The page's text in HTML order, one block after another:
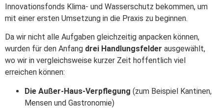
Innovationsfonds Klima- und Wasserschutz bekommen, um
mit einer ersten Umsetzung in die Praxis zu beginnen.
Da wir nicht alle Aufgaben gleichzeitig anpacken können,
wurden für den Anfang drei Handlungsfelder ausgewählt,
wo wir in vergleichsweise kurzer Zeit hoffentlich viel
erreichen können:
Die Außer-Haus-Verpflegung (zum Beispiel Kantinen,
Mensen und Gastronomie)